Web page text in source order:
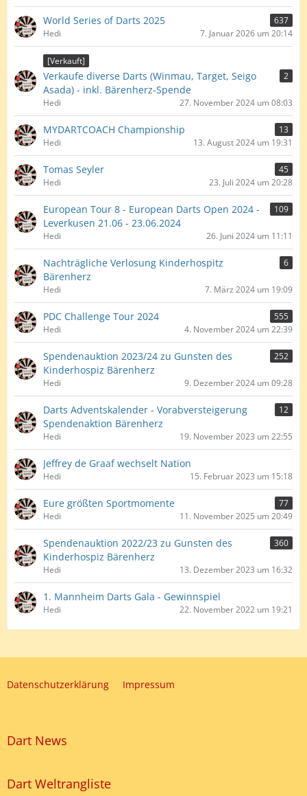
World Series of Darts 2025
637
Hedi
7. Januar 2026 um 20:14
[Verkauft]
Verkaufe diverse Darts (Winmau, Target, Seigo
Asada) - inkl. Bärenherz-Spende
2
Hedi 27. November 2024 um 08:03
MYDARTCOACH Championship
13
Hedi
13. August 2024 um 19:31
Tomas Seyler
45
Hedi
23. Juli 2024 um 20:28
European Tour 8 - European Darts Open 2024 -
Leverkusen 21.06 - 23.06.2024
109
Hedi 26. Juni 2024 um 11:11
Nachträgliche Verlosung Kinderhospitz
Bärenherz
6
Hedi 7. März 2024 um 19:09
PDC Challenge Tour 2024
555
Hedi
4. November 2024 um 22:39
Spendenauktion 2023/24 zu Gunsten des
Kinderhospiz Bärenherz
252
Hedi 9. Dezember 2024 um 09:28
Darts Adventskalender - Vorabversteigerung
Spendenaktion Bärenherz
12
Hedi 19. November 2023 um 22:55
Jeffrey de Graaf wechselt Nation
Hedi 15. Februar 2023 um 15:18
Eure größten Sportmomente
77
Hedi
11. November 2025 um 20:49
Spendenauktion 2022/23 zu Gunsten des
Kinderhospiz Bärenherz
360
Hedi 13. Dezember 2023 um 16:32
1. Mannheim Darts Gala - Gewinnspiel
Hedi 22. November 2022 um 19:21
Datenschutzerklärung Impressum
Dart News
Dart Weltrangliste